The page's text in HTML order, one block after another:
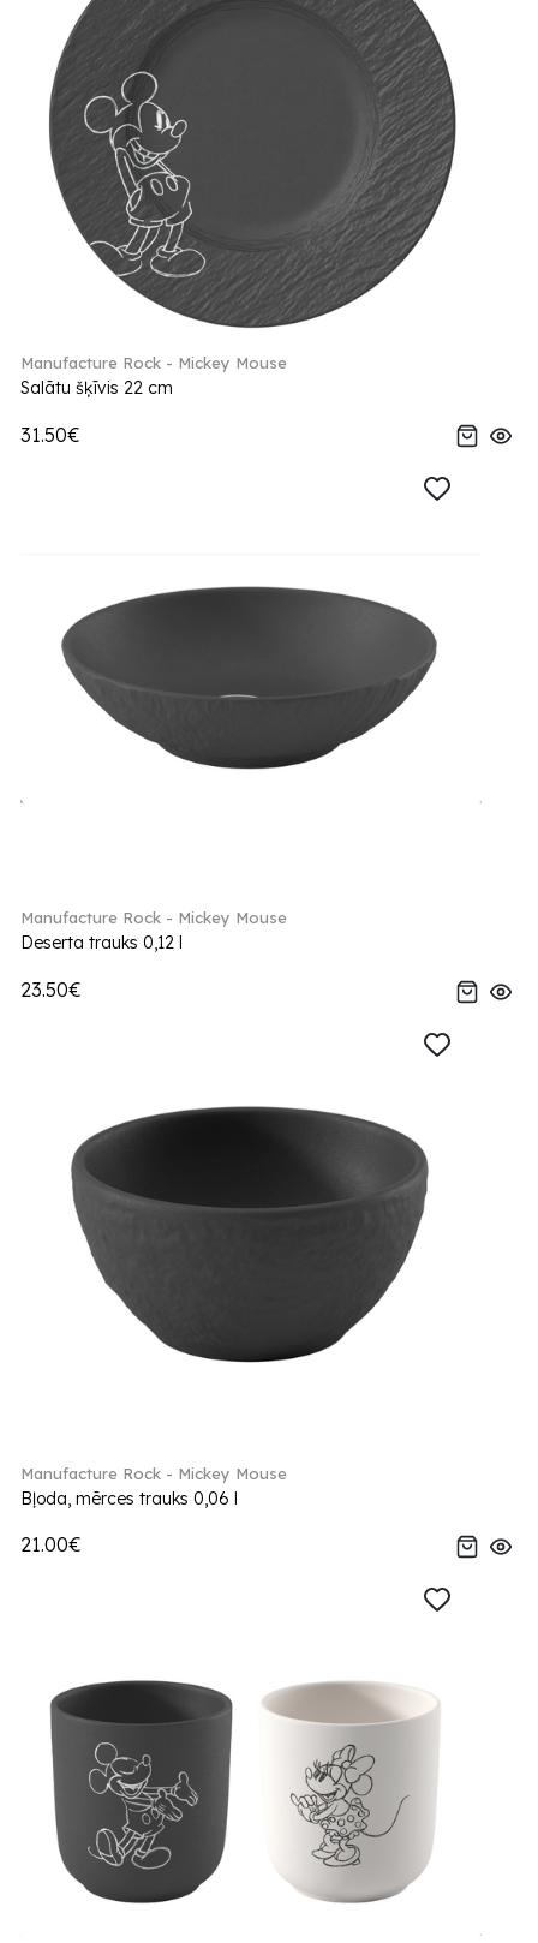
Manufacture Rock - Mickey Mouse
Salātu šķīvis 22 cm
31.50€
Manufacture Rock - Mickey Mouse
Deserta trauks 0,12 l
23.50€
Manufacture Rock - Mickey Mouse
Bļoda, mērces trauks 0,06 l
21.00€